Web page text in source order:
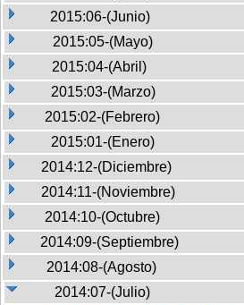
2015:06-(Junio)
2015:05-(Mayo)
2015:04-(Abril)
2015:03-(Marzo)
2015:02-(Febrero)
2015:01-(Enero)
2014:12-(Diciembre)
2014:11-(Noviembre)
2014:10-(Octubre)
2014:09-(Septiembre)
2014:08-(Agosto)
2014:07-(Julio)